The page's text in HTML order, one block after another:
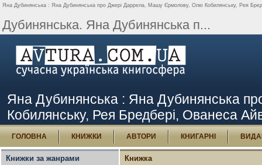
Яна Дубинянська : Яна Дубинянська про Джері Даррела, Машу Єрмолову, Олю Кобилянську, Рея
Дубинянська. Яна Дубинянська п...
Яна Дубинянська : Яна Дубинянська
Кобилянську, Рея Бредбері, Ованеса
ГОЛОВНА КНИЖКИ АВТОРИ КНИГАРНІ
Книжки за жанрами Книжка